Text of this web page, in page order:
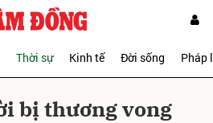
Thời sự Kinh tế Đời sống Pháp
bị thương vong